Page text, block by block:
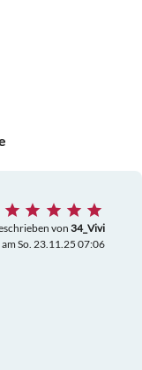
von34_Vivi
am So. 23.11.25 07:06